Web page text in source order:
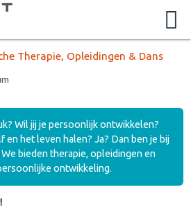
Therapie, Opleidingen & Dans
Wil jij je persoonlijk ontwikkelen?
en het leven halen? Ja? Dan ben je bij
bieden therapie, opleidingen en
ontwikkeling.